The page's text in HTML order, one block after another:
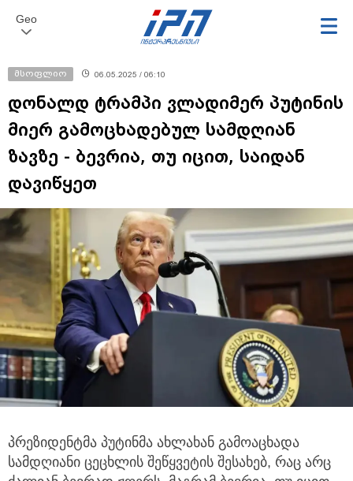
Geo
მსოფლიო 06.05.2025 / 06:10
დონალდ ტრამპი ვლადიმერ პუტინის
მიერ გამოცხადებულ სამდღიან
ზავზე - ბევრია, თუ იცით, საიდან
დავიწყეთ
პრეზიდენტმა პუტინმა ახლახან გამოაცხადა
სამდღიანი ცეცხლის შეწყვეტის შესახებ, რაც არც